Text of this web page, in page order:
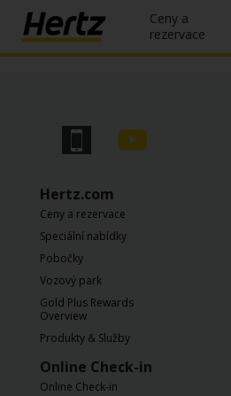
Ceny a
rezervace
Pobočky
Speciální
nabídky
Join /
Gold
Overview
Ceny a
Hertz.com
Ceny a rezervace
Speciální nabídky
Pobočky
Vozový park
Gold Plus Rewards
Overview
Produkty & Služby
Online Check-in
Online Check-in